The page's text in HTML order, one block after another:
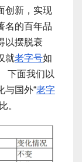
创新，实现
名的百年品
以摆脱衰
就老字号如
下面我们以
与国外“老字
。